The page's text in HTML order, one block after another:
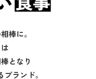
棒に。
となり
ランド。